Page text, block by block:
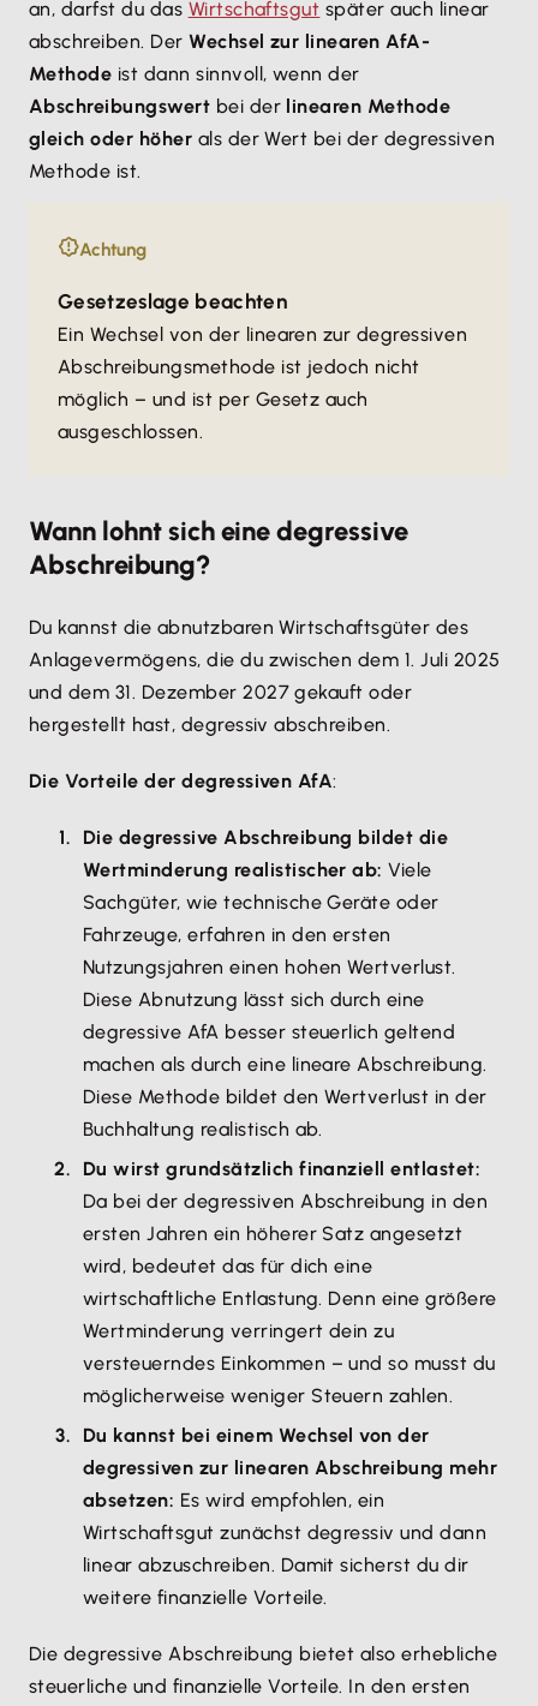
an, darfst du das Wirtschaftsgut später auch linear
abschreiben. DerWechsel zur linearen AfA-
Methode ist dann sinnvoll, wenn der
Abschreibungswert bei der linearen Methode
gleich oder höher als der Wert bei der degressiven
Methode ist.
Achtung
Gesetzeslage beachten
Ein Wechsel von der linearen zur degressiven
Abschreibungsmethode ist jedoch nicht
möglich – und ist per Gesetz auch
ausgeschlossen.
Wann lohnt sich eine degressive
Abschreibung?
Du kannst die abnutzbaren Wirtschaftsgüter des
Anlagevermögens, die du zwischen dem 1. Juli 2025
und dem 31. Dezember 2027 gekauft oder
hergestellt hast, degressiv abschreiben.
Die Vorteile der degressiven AfA:
Die degressive Abschreibung bildet die
Wertminderung realistischer ab: Viele
Sachgüter, wie technische Geräte oder
Fahrzeuge, erfahren in den ersten
Nutzungsjahren einen hohen Wertverlust.
Diese Abnutzung lässt sich durch eine
degressive AfA besser steuerlich geltend
machen als durch eine lineare Abschreibung.
Diese Methode bildet den Wertverlust in der
Buchhaltung realistisch ab.
Du wirst grundsätzlich finanziell entlastet:
Da bei der degressiven Abschreibung in den
ersten Jahren ein höherer Satz angesetzt
wird, bedeutet das für dich eine
wirtschaftliche Entlastung. Denn eine größere
Wertminderung verringert dein zu
versteuerndes Einkommen – und so musst du
möglicherweise weniger Steuern zahlen.
Du kannst bei einem Wechsel von der
degressiven zur linearen Abschreibung mehr
absetzen: Es wird empfohlen, ein
Wirtschaftsgut zunächst degressiv und dann
linear abzuschreiben. Damit sicherst du dir
weitere finanzielle Vorteile.
Die degressive Abschreibung bietet also erhebliche
steuerliche und finanzielle Vorteile. In den ersten